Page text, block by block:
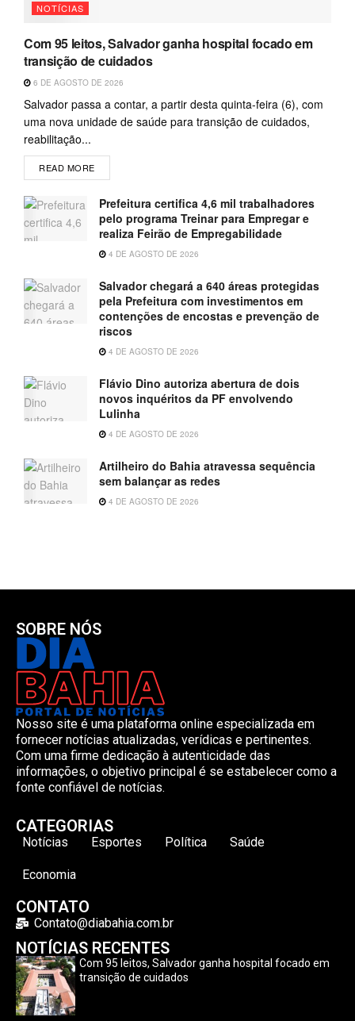
NOTÍCIAS
Com 95 leitos, Salvador ganha hospital focado em
transição de cuidados
6 DE AGOSTO DE 2026
Salvador passa a contar, a partir desta quinta-feira (6), com
uma nova unidade de saúde para transição de cuidados,
reabilitação...
READ MORE
Prefeitura certifica 4,6 mil trabalhadores
pelo programa Treinar para Empregar e
realiza Feirão de Empregabilidade
4 DE AGOSTO DE 2026
Salvador chegará a 640 áreas protegidas
pela Prefeitura com investimentos em
contenções de encostas e prevenção de
riscos
4 DE AGOSTO DE 2026
Flávio Dino autoriza abertura de dois
novos inquéritos da PF envolvendo
Lulinha
4 DE AGOSTO DE 2026
Artilheiro do Bahia atravessa sequência
sem balançar as redes
4 DE AGOSTO DE 2026
SOBRE NÓS
Nosso site é uma plataforma online especializada em
fornecer notícias atualizadas, verídicas e pertinentes.
Com uma firme dedicação à autenticidade das
informações, o objetivo principal é se estabelecer como a
fonte confiável de notícias.
CATEGORIAS
Notícias Esportes Política Saúde
Economia
CONTATO
Contato@diabahia.com.br
NOTÍCIAS RECENTES
Com 95 leitos, Salvador ganha hospital focado em
transição de cuidados